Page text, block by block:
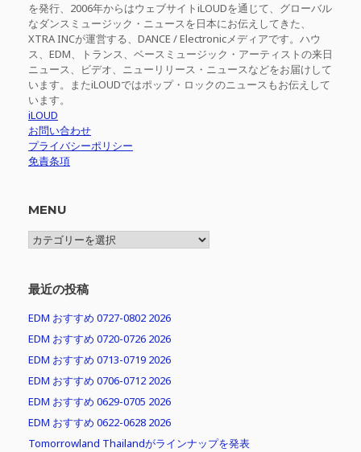
を発行、2006年からはウェブサイトiLOUDを通じて、グローバル
なダンスミュージック・ニュースを日本にお伝えしてきた、
XTRA INCが運営する、DANCE / Electronicメディアです。ハウ
ス、EDM、トランス、ベースミュージック・アーティストの来日
ニュース、ビデオ、ニューリリース・ニュースなどをお届けして
います。またiLOUDではポップ・ロックのニュースもお伝えして
います。
iLOUD
お問い合わせ
プライバシーポリシー
免責条項
MENU
MENU
最近の投稿
EDM おすすめ 0727-0802 2026
EDM おすすめ 0720-0726 2026
EDM おすすめ 0713-0719 2026
EDM おすすめ 0706-0712 2026
EDM おすすめ 0629-0705 2026
EDM おすすめ 0622-0628 2026
Tomorrowland Thailandがラインナップを発表